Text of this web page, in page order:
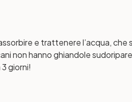
e trattenere l’acqua, che
non hanno ghiandole
giorni!